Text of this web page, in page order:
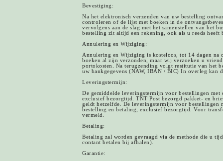
Bevestiging:
Na het elektronisch verzenden van uw bestelling
controleren of de lijst met boeken in de
vervolgens aan de slag met het samenstellen van het
bestelling zit altijd een rekening, ook als u reeds heeft
Annulering en Wijziging:
Annulering en Wijziging is kosteloos, tot 14 dagen
boeken al zijn verzonden, maar wij verzoeken u
portokosten. Na terugzending volgt restitutie van het
uw bankgegevens (NAW, IBAN / BIC) In overleg kan
Leveringstermijn:
De gemiddelde leveringstermijn voor bestellingen
exclusief bezorgtijd. TNT Post bezorgd pakket- en
geldt hetzelfde. De leveringstermijn voor bestellingen
bestelling en betaling, exclusief bezorgtijd. Voor
vermeld.
Betaling:
Betaling zal worden gevraagd via de methode die u
contant betalen bij afhalen).
Garantie: